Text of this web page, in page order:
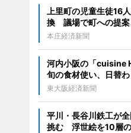
上里町の児童生徒16
換 議場で町への提案
本庄経済新聞
河内小阪の「cuisine
旬の食材使い、日替
東大阪経済新聞
平川・長谷川鉄工が
挑む 浮世絵を10層